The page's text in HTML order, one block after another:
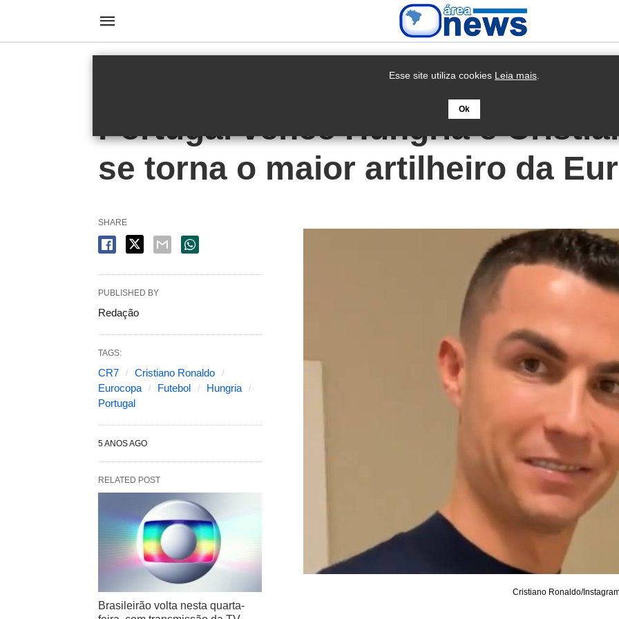
Portugal vence Hungria e
se torna o maior artilheiro da
Cristiano Ronaldo/
SHARE
PUBLISHED BY
Redação
TAGS:
CR7
Cristiano Ronaldo
Eurocopa
Futebol
Hungria
Portugal
5 ANOS AGO
RELATED POST
Brasileirão volta nesta quarta-
Esse site utiliza cookies Leia mais
Ok